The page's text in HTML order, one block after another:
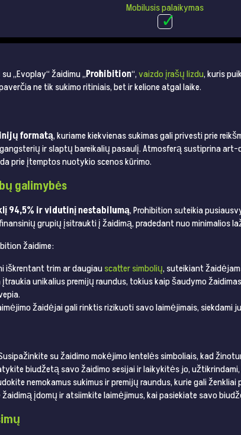
Mobilusis palaikymas
„Evoplay“ žaidimu „Prohibition“,vaizdo įrašų lizdu, kuris
ne tik sukimo ritiniais, bet ir kelione atgal laike.
formatą, kuriame kiekvienas sukimas gali privesti prie
ir slaptų bareikalių pasaulį. Atmosferą sustiprina
prie įtemptos nuotykio scenos kūrimo.
galimybės
94,5% ir vidutinį nestabilumą, Prohibition suteikia
grupių įsitraukti į žaidimą, pradedant nuo minimalios
žaidime:
iškrentant trim ar daugiauscatter simbolių, suteikiant
įtraukia unikalius premijų raundus, tokius kaip šaudymo
žaidėjai gali rinktis rizikuoti savo laimėjimais, siekdami
su žaidimo mokėjimo lentelės simboliais, kad
biudžetą savo žaidimo sesijai ir laikykitės jo,
nemokamus sukimus ir premijų raundus, kurie gali
žaidimą įdomų ir atsiimkite laimėjimus, kai pasiekiate savo